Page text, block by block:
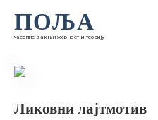
ПОЉА
часопис за књижевност и теорију
Ликовни лајтмотив